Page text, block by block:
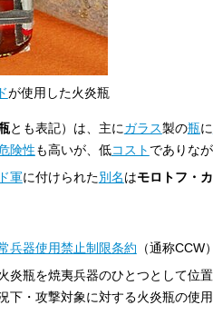
が使用した火炎瓶
とも表記）は、主にガラス製の瓶に
険性も高いが、低コスト でありな
軍に付けられた別名はモロトフ・
兵器使用禁止制限条約 （通称
炎瓶を焼夷兵器のひとつとして位
下・攻撃対象に対する火炎瓶の使用